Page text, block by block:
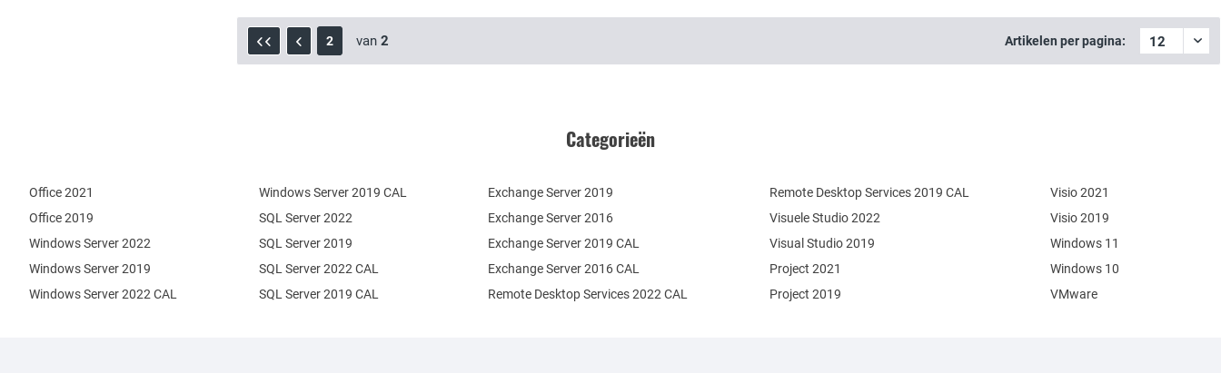
2 van 2 Artikelen per pagina:
Categorieën
Office 2021
Office 2019
Windows Server 2022
Windows Server 2019
Exchange Server 2019
Exchange Server 2016
SQL Server 2022
SQL Server 2019
Windows Server 2022 CAL
Windows Server 2019 CAL
SQL Server 2022 CAL
SQL Server 2019 CAL
Remote Desktop Services 2022 CAL
Remote Desktop Services 2019 CAL
Exchange Server 2019 CAL
Exchange Server 2016 CAL
Visuele Studio 2022
Visual Studio 2019
Project 2021
Project 2019
Visio 2021
Visio 2019
Windows 11
Windows 10
VMware